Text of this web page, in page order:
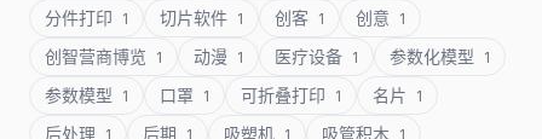
分件打印 1 切片软件 1 创客 1 创意 1
创智营商博览 1 动漫 1 医疗设备 1 参数化模型 1
参数模型 1 口罩 1 可折叠打印 1 名片 1
后处理 1 后期 1 吸塑机 1 吸管积木 1